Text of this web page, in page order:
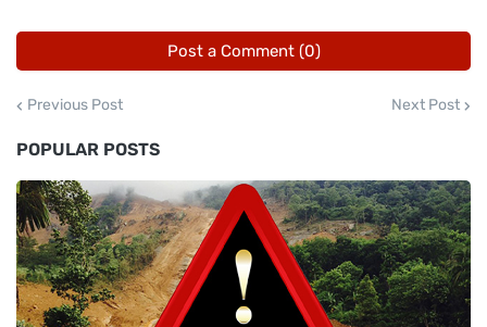
Post a Comment (0)
Previous Post Next Post
POPULAR POSTS